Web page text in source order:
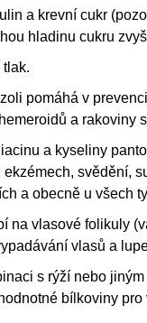
a krevní cukr
hladinu cukru
pomáhá v
a rakoviny
a kyseliny
svědění,
a obecně u všech
na vlasové folikuly
vlasů a
s rýží nebo
bílkoviny pro